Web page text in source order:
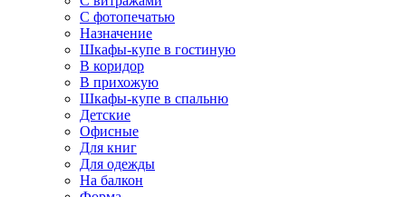
С фотопечатью
Назначение
Шкафы-купе в гостиную
В коридор
В прихожую
Шкафы-купе в спальню
Детские
Офисные
Для книг
Для одежды
На балкон